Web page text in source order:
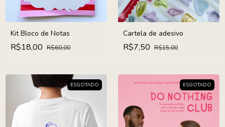
Kit Bloco de Notas
R$18,00 R$60,00
Cartela de adesivo
R$7,50 R$15,00
ESGOTADO ESGOTADO